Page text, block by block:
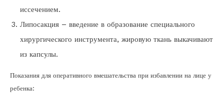
иссечением.
Липосакция – введение в образование специального
хирургического инструмента, жировую ткань выкачивают
из капсулы.
Показания для оперативного вмешательства при избавлении на лице у
ребенка: